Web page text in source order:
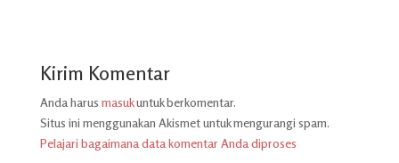
Kirim Komentar
Anda harus masukuntuk berkomentar.
Situs ini menggunakan Akismet untuk mengurangi spam.
Pelajari bagaimana data komentar Anda diproses